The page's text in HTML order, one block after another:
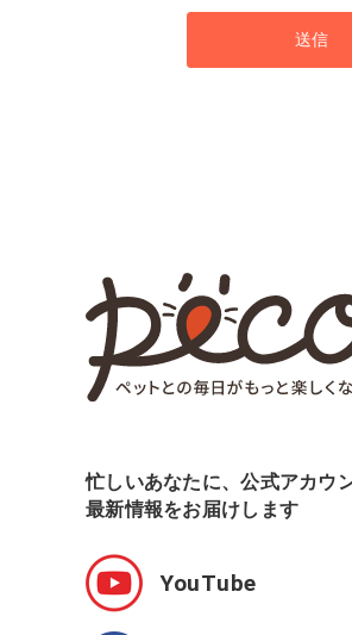
送信
忙しいあなたに、公式アカウ
最新情報をお届けします
YouTube